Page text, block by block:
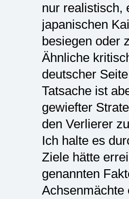
nur realistisch,
japanischen
besiegen oder
Ähnliche
deutscher
Tatsache ist
gewiefter
den Verlierer
Ich halte es
Ziele hätte
genannten
Achsenmächte